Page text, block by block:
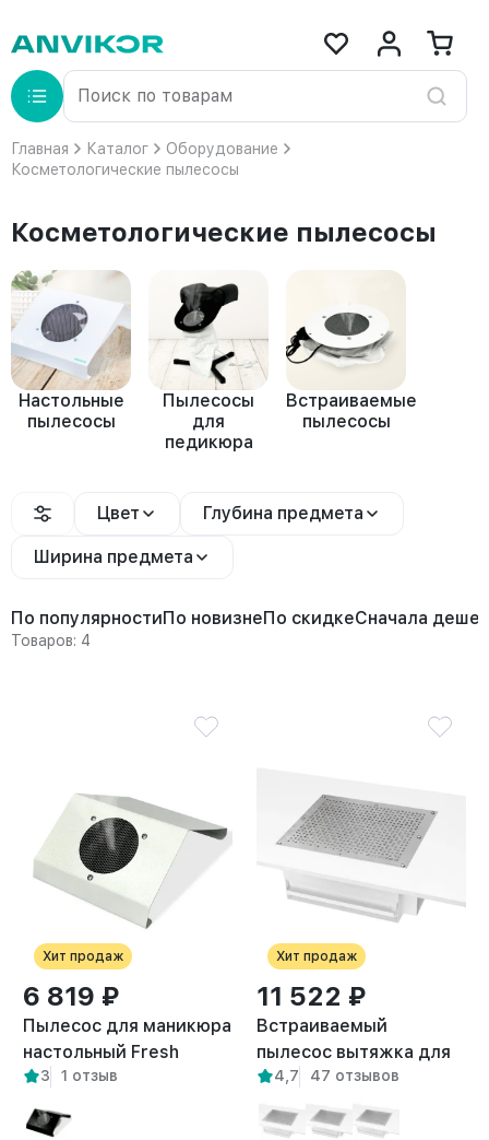
Главная Каталог
Оборудование
Косметологические пылесосы
Косметологические пылесосы
Настольные
пылесосы
Пылесосы
для
педикюра
Встраиваемые
пылесосы
Цвет Глубина предмета
Ширина предмета
По популярностиПо новизнеПо скидкеСначала
Товаров: 4
Хит продаж
6 819 ₽
Пылесос для маникюра
настольный Fresh
белый
3 1 отзыв
Хит продаж
11 522 ₽
Встраиваемый
пылесос вытяжка для
маникюра Flow правый
выход
4,7 47 отзывов